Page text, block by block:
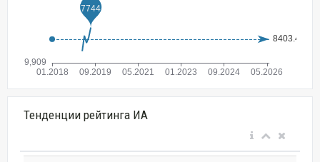
Тенденции рейтинга ИА